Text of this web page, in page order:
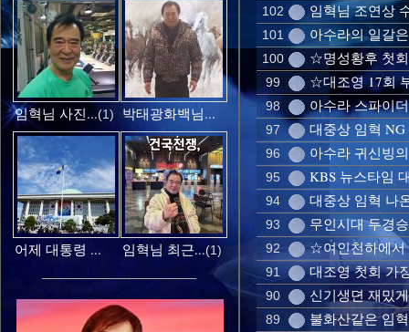
임혁님 사진...(1) 박태광화백님...
어제 대통령 ... 임혁님 최근...(1)
102 임혁님 조연상
101 아수라의 일갈
100 ☆명성황후 첫
99 ☆대조영 17회
98 아수라 스파이
97 대중상 임혁 NG
96 아수라 귀신빙
95 KBS 뉴스타임
94 대중상 임혁 나
93 무인시대 두경
92 ☆여인천하에서
91 대조영 첫회 가
90 신기생뎐 재밌
89 불화산같은 임